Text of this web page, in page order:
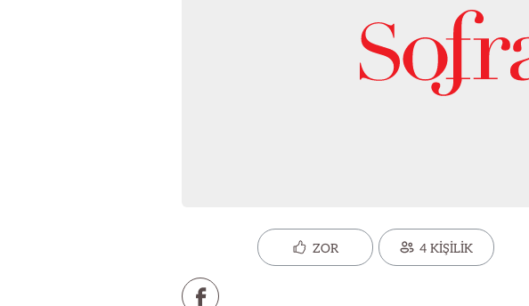
ZOR 4 KİŞİLİK